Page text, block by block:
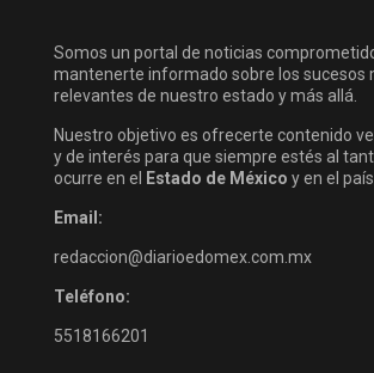
Somos un portal de noticias
mantenerte informado sobre los sucesos
relevantes de nuestro estado y más allá.
Nuestro objetivo es ofrecerte contenido
y de interés para que siempre estés al
ocurre en el
Estado de México y en el país.
Email:
redaccion@diarioedomex.com.mx
Teléfono:
5518166201